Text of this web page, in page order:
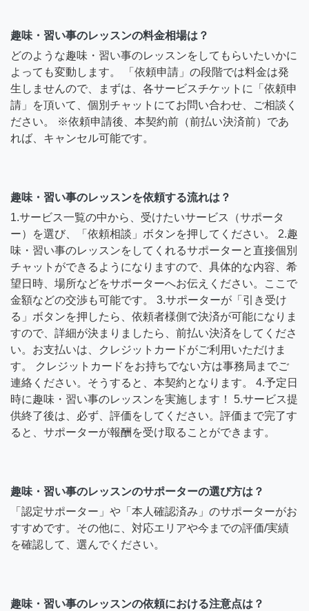
趣味・習い事のレッスンの料金相場は？
どのような趣味・習い事のレッスンをしてもらいたいかに
よっても変動します。 「依頼申請」の段階では料金は発
生しませんので、まずは、各サービスチケットに「依頼申
請」を頂いて、個別チャットにてお問い合わせ、ご相談く
ださい。 ※依頼申請後、本契約前（前払い決済前）であ
れば、キャンセル可能です。
趣味・習い事のレッスンを依頼する流れは？
1.サービス一覧の中から、受けたいサービス（サポータ
ー）を選び、「依頼相談」ボタンを押してください。 2.趣
味・習い事のレッスンをしてくれるサポーターと直接個別
チャットができるようになりますので、具体的な内容、希
望日時、場所などをサポーターへお伝えください。ここで
金額などの交渉も可能です。 3.サポーターが「引き受け
る」ボタンを押したら、依頼者様側で決済が可能になりま
すので、詳細が決まりましたら、前払い決済をしてくださ
い。お支払いは、クレジットカードがご利用いただけま
す。 クレジットカードをお持ちでない方は事務局までご
連絡ください。そうすると、本契約となります。 4.予定日
時に趣味・習い事のレッスンを実施します！ 5.サービス提
供終了後は、必ず、評価をしてください。評価まで完了す
ると、サポーターが報酬を受け取ることができます。
趣味・習い事のレッスンのサポーターの選び方は？
「認定サポーター」や「本人確認済み」のサポーターがお
すすめです。その他に、対応エリアや今までの評価/実績
を確認して、選んでください。
趣味・習い事のレッスンの依頼における注意点は？